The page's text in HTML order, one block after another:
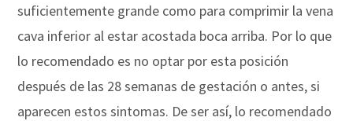
suficientemente grande como para comprimir la vena
cava inferior al estar acostada boca arriba. Por lo que
lo recomendado es no optar por esta posición
después de las 28 semanas de gestación o antes, si
aparecen estos sintomas. De ser así, lo recomendado